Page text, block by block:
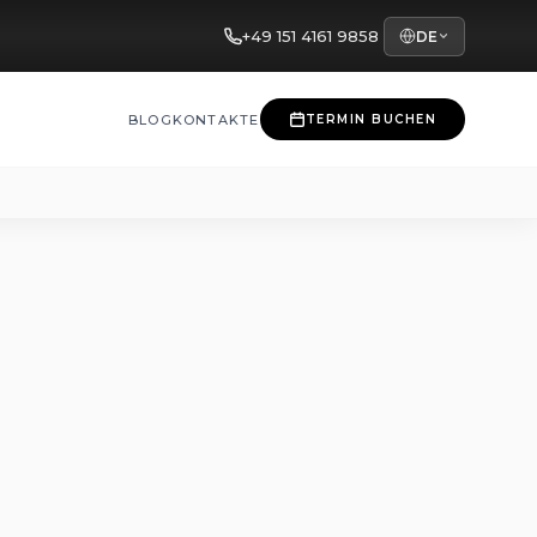
+49 151 4161 9858 DE
BLOG KONTAKTE TERMIN BUCHEN